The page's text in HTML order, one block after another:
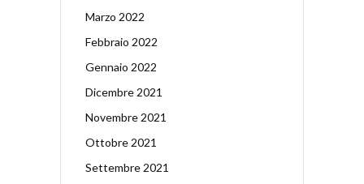
Marzo 2022
Febbraio 2022
Gennaio 2022
Dicembre 2021
Novembre 2021
Ottobre 2021
Settembre 2021